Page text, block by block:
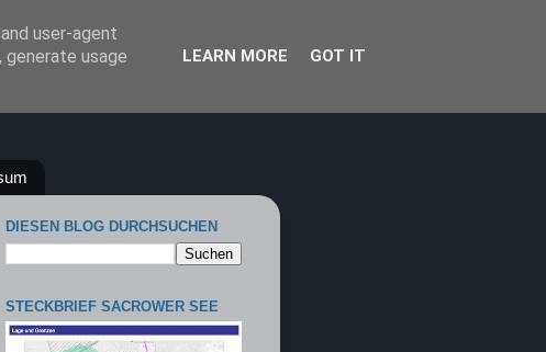
DIESEN BLOG DURCHSUCHEN
STECKBRIEF SACROWER SEE
user-agent
usage
LEARN MORE GOT IT